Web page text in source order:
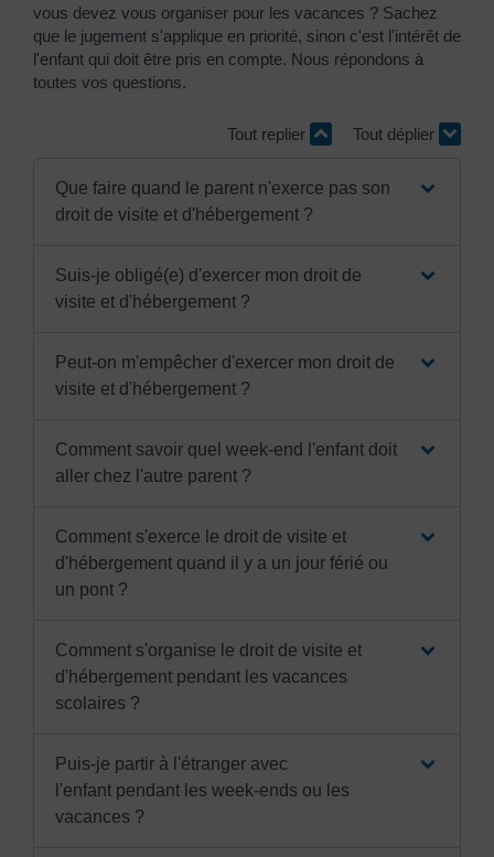
vous devez vous organiser pour les vacances ? Sachez
que le jugement s'applique en priorité, sinon c'est l'intérêt de
l'enfant qui doit être pris en compte. Nous répondons à
toutes vos questions.
Tout replier Tout déplier
Que faire quand le parent n'exerce pas son
droit de visite et d'hébergement ?
Suis-je obligé(e) d'exercer mon droit de
visite et d'hébergement ?
Peut-on m'empêcher d'exercer mon droit de
visite et d'hébergement ?
Comment savoir quel week-end l'enfant doit
aller chez l'autre parent ?
Comment s'exerce le droit de visite et
d'hébergement quand il y a un jour férié ou
un pont ?
Comment s'organise le droit de visite et
d'hébergement pendant les vacances
scolaires ?
Puis-je partir à l'étranger avec
l'enfant pendant les week-ends ou les
vacances ?